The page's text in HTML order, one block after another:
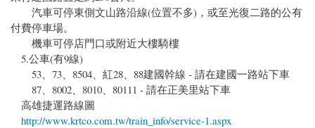
汽車可停東側文山路沿線(位置不多)，或至光復二路的公有
付費停車場。
機車可停店門口或附近大樓騎樓
5.公車(有9線)
53、73、8504、紅28、88建國幹線 - 請在建國一路站下車
87、8002、8010、80111 - 請在正美里站下車
高雄捷運路線圖
http://www.krtco.com.tw/train_info/service-1.aspx